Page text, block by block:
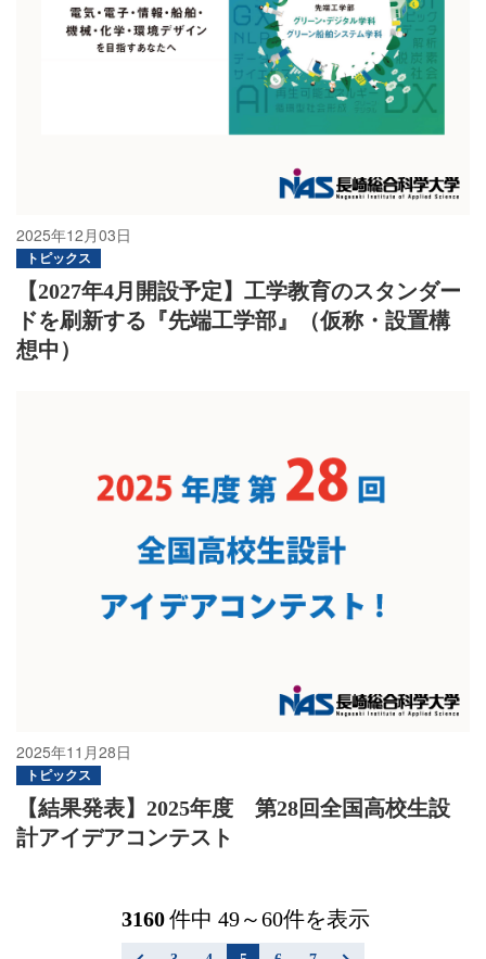
2025年12月03日
トピックス
【2027年4月開設予定】工学教育のスタンダー
ドを刷新する『先端工学部』（仮称・設置構
想中）
2025年11月28日
トピックス
【結果発表】2025年度 第28回全国高校生設
計アイデアコンテスト
3160 件中 49～60件を表示